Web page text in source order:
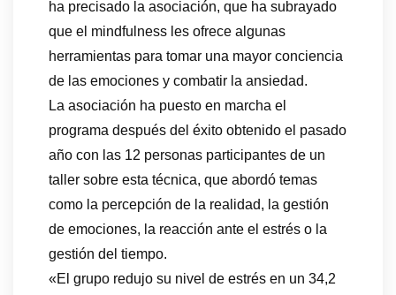
ha precisado la asociación, que ha subrayado
que el mindfulness les ofrece algunas
herramientas para tomar una mayor conciencia
de las emociones y combatir la ansiedad.
La asociación ha puesto en marcha el
programa después del éxito obtenido el pasado
año con las 12 personas participantes de un
taller sobre esta técnica, que abordó temas
como la percepción de la realidad, la gestión
de emociones, la reacción ante el estrés o la
gestión del tiempo.
«El grupo redujo su nivel de estrés en un 34,2